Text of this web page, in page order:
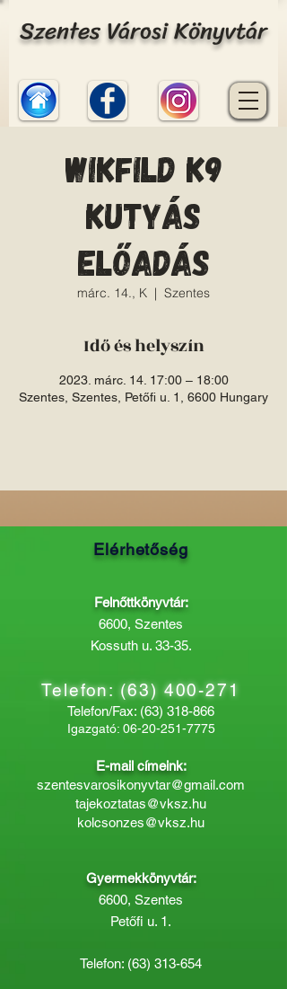
Szentes Városi Könyvtár
Wikfild K9
Kutyás
előadás
márc. 14., K
  |
Szentes
Idő és helyszín
2023. márc. 14. 17:00 – 18:00
Szentes, Szentes, Petőfi u. 1, 6600 Hungary
Elérhetőség
Felnőttkönyvtár:
6600, Szentes
Kossuth u. 33-35.
Telefon:(63) 400-271
Telefon/Fax: (63) 318-866
Igazgató: 06-20-251-7775
E-mail címeink:
szentesvarosikonyvtar@gmail.com
tajekoztatas@vksz.hu
kolcsonzes@vksz.hu
Gyermekkönyvtár:
6600, Szentes
Petőfi u. 1.
Telefon: (63) 313-654